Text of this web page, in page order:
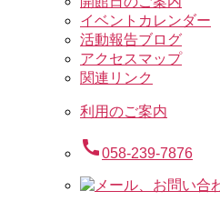
イベントカレンダー
活動報告ブログ
アクセスマップ
関連リンク
利用のご案内
call058-239-7876